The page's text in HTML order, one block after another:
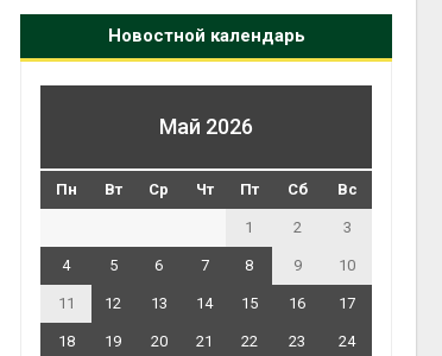
Новостной календарь
Май 2026
Пн Вт Ср Чт Пт Сб Вс
1 2 3
4 5 6 7 8 9 10
11 12 13 14 15 16 17
18 19 20 21 22 23 24